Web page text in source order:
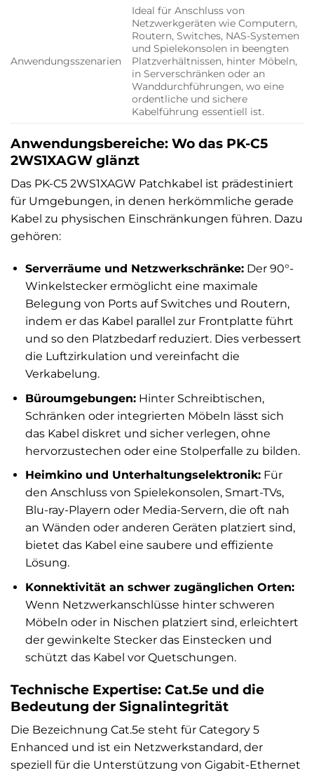
Anwendungsszenarien
Ideal für Anschluss von
Netzwerkgeräten wie Computern,
Routern, Switches, NAS-Systemen
und Spielekonsolen in beengten
Platzverhältnissen, hinter Möbeln,
in Serverschränken oder an
Wanddurchführungen, wo eine
ordentliche und sichere
Kabelführung essentiell ist.
Anwendungsbereiche: Wo das PK-C5
2WS1XAGW glänzt
Das PK-C5 2WS1XAGW Patchkabel ist prädestiniert
für Umgebungen, in denen herkömmliche gerade
Kabel zu physischen Einschränkungen führen. Dazu
gehören:
Serverräume und Netzwerkschränke:Der 90°-
Winkelstecker ermöglicht eine maximale
Belegung von Ports auf Switches und Routern,
indem er das Kabel parallel zur Frontplatte führt
und so den Platzbedarf reduziert. Dies verbessert
die Luftzirkulation und vereinfacht die
Verkabelung.
Büroumgebungen:Hinter Schreibtischen,
Schränken oder integrierten Möbeln lässt sich
das Kabel diskret und sicher verlegen, ohne
hervorzustechen oder eine Stolperfalle zu bilden.
Heimkino und Unterhaltungselektronik:Für
den Anschluss von Spielekonsolen, Smart-TVs,
Blu-ray-Playern oder Media-Servern, die oft nah
an Wänden oder anderen Geräten platziert sind,
bietet das Kabel eine saubere und effiziente
Lösung.
Konnektivität an schwer zugänglichen Orten:
Wenn Netzwerkanschlüsse hinter schweren
Möbeln oder in Nischen platziert sind, erleichtert
der gewinkelte Stecker das Einstecken und
schützt das Kabel vor Quetschungen.
Technische Expertise: Cat.5e und die
Bedeutung der Signalintegrität
Die Bezeichnung Cat.5e steht für Category 5
Enhanced und ist ein Netzwerkstandard, der
speziell für die Unterstützung von Gigabit-Ethernet